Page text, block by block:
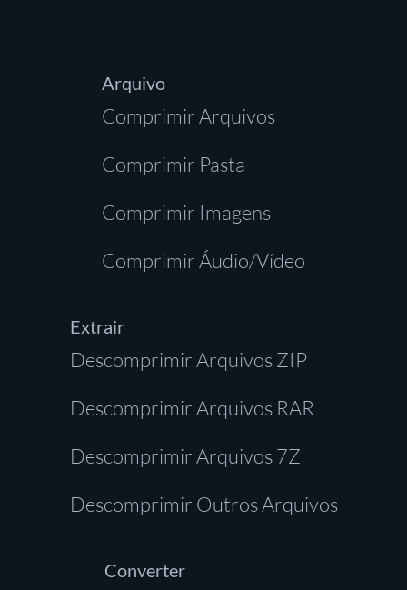
Arquivo
Comprimir Arquivos
Comprimir Pasta
Comprimir Imagens
Comprimir Áudio/Vídeo
Extrair
Descomprimir Arquivos ZIP
Descomprimir Arquivos RAR
Descomprimir Arquivos 7Z
Descomprimir Outros Arquivos
Converter